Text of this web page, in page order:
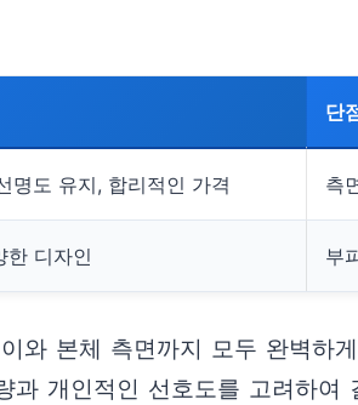
단
명도 유지, 합리적인 가격 측
한 디자인 부
와 본체 측면까지 모두 완벽
과 개인적인 선호도를 고려하여